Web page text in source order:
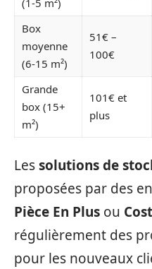
(1-5 m²)
Box
moyenne
(6-15 m²)
51€ –
100€
Grande
box (15+
m²)
101€ et
plus
Lessolutions de
proposées par des
Pièce En Plus ou
régulièrement des
pour les nouveaux